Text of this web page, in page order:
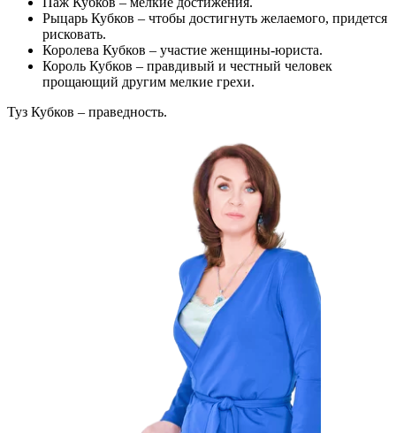
Рыцарь Кубков – чтобы достигнуть желаемого, придется
рисковать.
Королева Кубков – участие женщины-юриста.
Король Кубков – правдивый и честный человек
прощающий другим мелкие грехи.
Туз Кубков – праведность.